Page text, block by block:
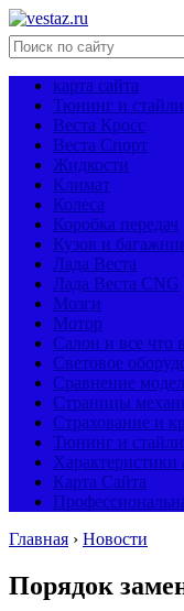
карта сайта
Тюнинг и
Веста Кросс
Веста Спорт
Жидкости
Климат
Колеса
Коробка передач
Кузов и
Лада Веста
Лада Веста CNG
Мозги
Мотор
Салон и все что
Световое
Сравнение
Страницы
Страхование и
Тюнинг и
Характеристики
Карта Сайта
Главная › Новости
Порядок